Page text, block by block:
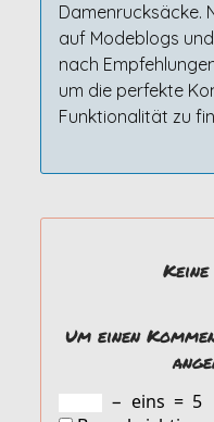
Damenrucksäcke.
auf Modeblogs
nach
um die perfekte
Funktionalität zu
Um einen
− eins = 5